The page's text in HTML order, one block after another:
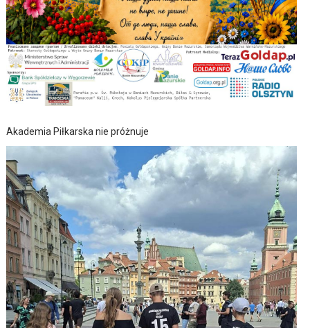
Akademia Piłkarska nie próżnuje